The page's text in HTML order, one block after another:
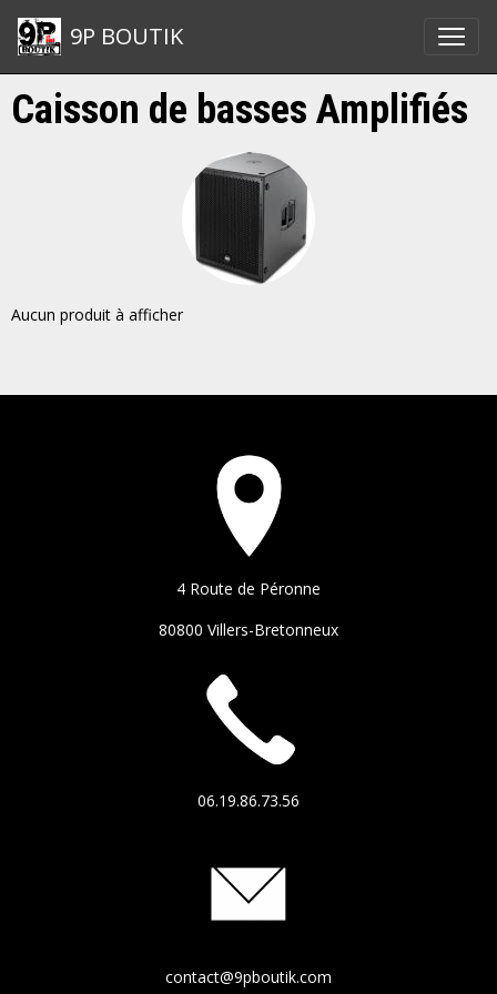
9P BOUTIK
Caisson de basses Amplifiés
Aucun produit à afficher
4 Route de Péronne
80800 Villers-Bretonneux
06.19.86.73.56
contact@9pboutik.com